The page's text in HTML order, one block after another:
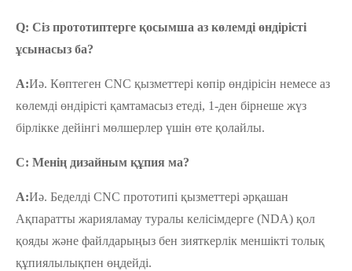
Q: Сіз прототиптерге қосымша аз көлемді өндірісті
ұсынасыз ба?
A:Иә. Көптеген CNC қызметтері көпір өндірісін немесе аз
көлемді өндірісті қамтамасыз етеді, 1-ден бірнеше жүз
бірлікке дейінгі мөлшерлер үшін өте қолайлы.
С: Менің дизайным құпия ма?
A:Иә. Беделді CNC прототипі қызметтері әрқашан
Ақпаратты жарияламау туралы келісімдерге (NDA) қол
қояды және файлдарыңыз бен зияткерлік меншікті толық
құпиялылықпен өңдейді.